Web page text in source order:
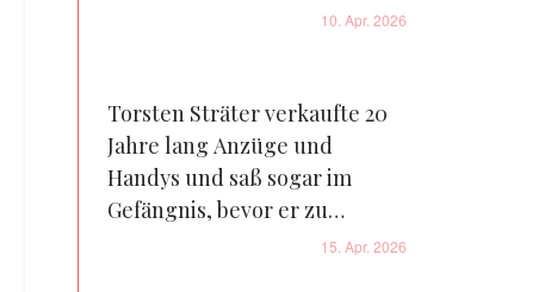
neben der seine Frau ihn10. Apr. 2026
Torsten Sträter verkaufte 20
Jahre lang Anzüge und
Handys und saß sogar im
Gefängnis, bevor er zu
Deutschlands Comedy-Star
15. Apr. 2026